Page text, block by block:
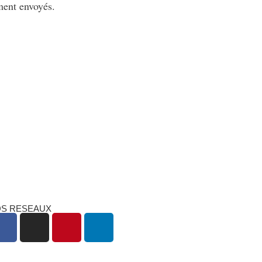
envoyés.
RESEAUX